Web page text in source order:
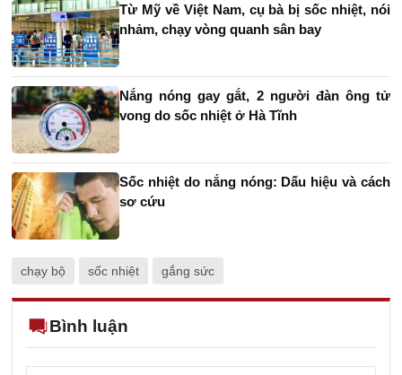
Từ Mỹ về Việt Nam, cụ bà bị sốc nhiệt, nói
nhảm, chạy vòng quanh sân bay
Nắng nóng gay gắt, 2 người đàn ông tử
vong do sốc nhiệt ở Hà Tĩnh
Sốc nhiệt do nắng nóng: Dấu hiệu và cách
sơ cứu
chạy bộ sốc nhiệt gắng sức
Bình luận